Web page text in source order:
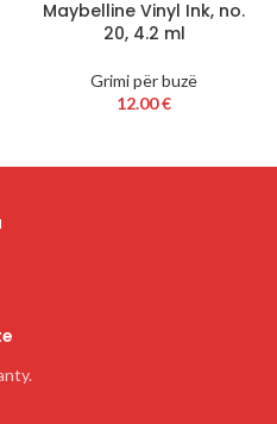
Maybelline Vinyl Ink, no.
20, 4.2 ml
Grimi për buzë
12.00€